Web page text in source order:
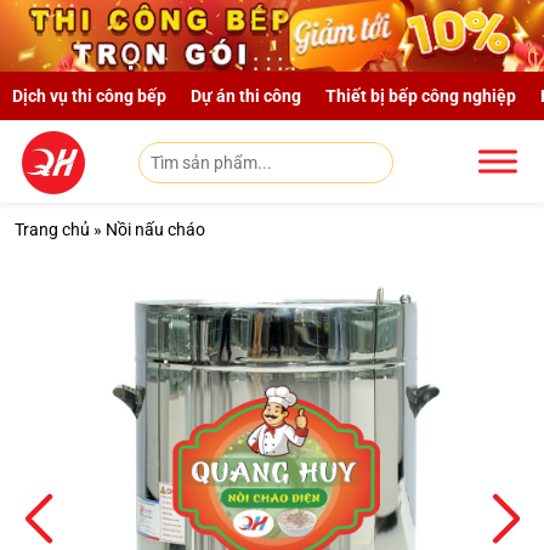
Skip to main content
Dịch vụ thi công bếp Dự án thi công Thiết bị bếp công nghiệp
Trang chủ » Nồi nấu cháo